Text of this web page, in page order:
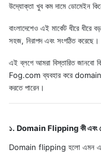
উদ্যোক্তা খুব কম দামে ডোমেইন
বাংলাদেশেও এই মার্কেট ধীরে ধীরে
সহজ, নিরাপদ এবং সংগঠিত করেছে।
এই ব্লগে আমরা বিস্তারিত
Fog.com ব্যবহার করে domain
করতে পারেন।
১. Domain Flipping কী এবং
Domain flipping হলো এমন